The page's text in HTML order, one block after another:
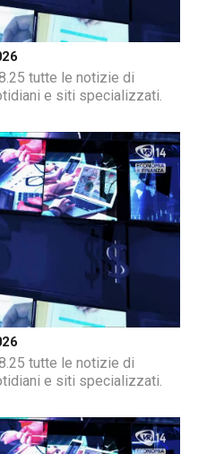
tutte le notizie di
e siti specializzati.
tutte le notizie di
e siti specializzati.